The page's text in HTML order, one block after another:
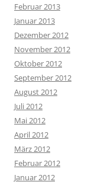
Februar 2013
Januar 2013
Dezember 2012
November 2012
Oktober 2012
September 2012
August 2012
Juli 2012
Mai 2012
April 2012
März 2012
Februar 2012
Januar 2012